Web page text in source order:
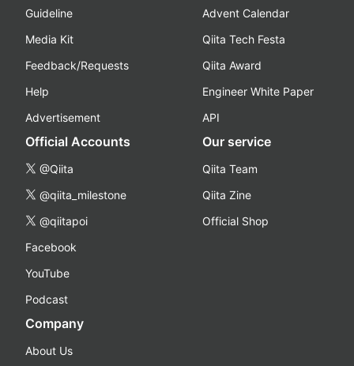
Guideline
Media Kit
Feedback/Requests
Help
Advertisement
Advent Calendar
Qiita Tech Festa
Qiita Award
Engineer White Paper
API
Official Accounts
@Qiita
@qiita_milestone
@qiitapoi
Facebook
YouTube
Podcast
Our service
Qiita Team
Qiita Zine
Official Shop
Company
About Us